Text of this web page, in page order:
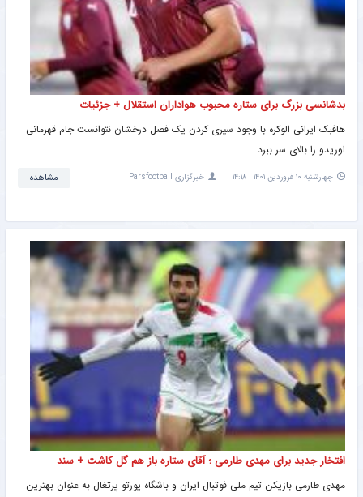
بدشانسی بزرگ‌ برای ستاره محبوب هواداران استقلال + جزئیات
هافبک ایرانی الوکره با وجود سپری کردن یک فصل درخشان نتوانست جام قهرمانی
اوریدو را بالای سر ببرد.
چهارشنبه ۱۰ فروردین ۱۴۰۱ | ۱۴:۱۸ خبرگزاری Parsfootball مشاهده
افتخار جدید برای مهدی طارمی ؛ آقای ستاره باز هم گل کاشت + سند
مهدی طارمی بازیکن تیم ملی فوتبال ایران و باشگاه پورتو پرتغال به عنوان بهترین